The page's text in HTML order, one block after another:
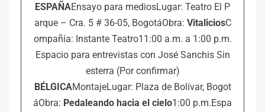
ESPAÑAEnsayo para mediosLugar: Teatro El P
arque – Cra. 5 # 36-05, BogotáObra: VitaliciosC
ompañía: Instante Teatro11:00 a.m. a 1:00 p.m.
Espacio para entrevistas con José Sanchis Sin
esterra (Por confirmar)
BÉLGICAMontajeLugar: Plaza de Bolívar, Bogot
áObra: Pedaleando hacia el cielo1:00 p.m.Espa